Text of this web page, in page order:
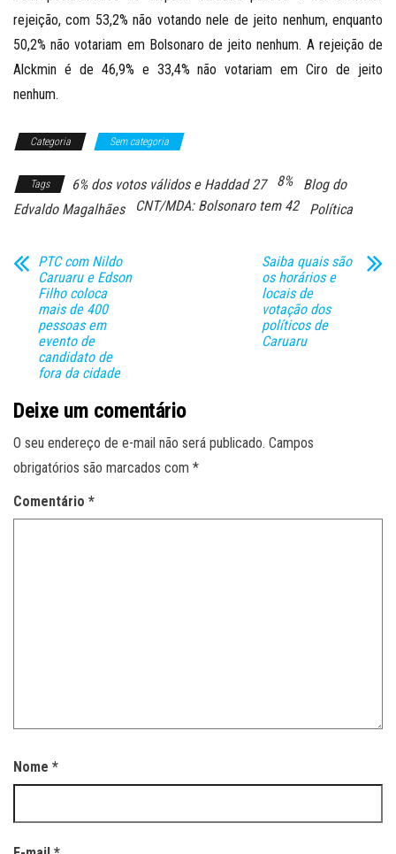
rejeição, com 53,2% não votando nele de jeito nenhum, enquanto
50,2% não votariam em Bolsonaro de jeito nenhum. A rejeição de
Alckmin é de 46,9% e 33,4% não votariam em Ciro de jeito
nenhum.
Categoria Sem categoria
Tags 6% dos votos válidos e Haddad 27 8%
Blog do
Edvaldo Magalhães
CNT/MDA: Bolsonaro tem 42 Política
PTC com Nildo
Caruaru e Edson
Filho coloca
mais de 400
pessoas em
evento de
candidato de
fora da cidade
Saiba quais são
os horários e
locais de
votação dos
políticos de
Caruaru
Deixe um comentário
O seu endereço de e-mail não será publicado. Campos
obrigatórios são marcados com *
Comentário *
Nome *